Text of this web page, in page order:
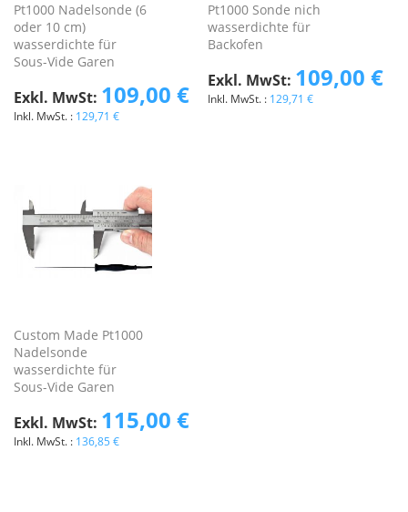
Pt1000 Nadelsonde (6
oder 10 cm)
wasserdichte für
Sous-Vide Garen
129,71 €
109,00 €
Pt1000 Sonde nich
wasserdichte für
Backofen
129,71 €
109,00 €
Custom Made Pt1000
Nadelsonde
wasserdichte für
Sous-Vide Garen
136,85 €
115,00 €